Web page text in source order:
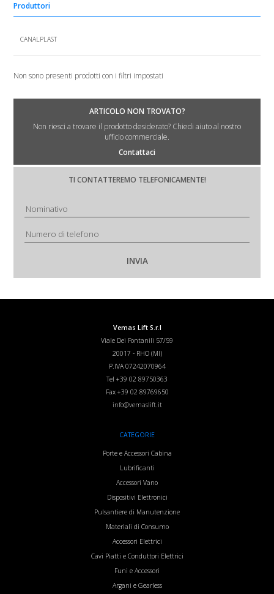
Produttori
CANALPLAST
Non sono presenti prodotti con i filtri impostati
ARTICOLO NON TROVATO?
Non riesci a trovare il prodotto desiderato? Chiedi aiuto al nostro
ufficio commerciale.
Contattaci
TI CONTATTEREMO TELEFONICAMENTE!
Vemas Lift S.r.l
Viale Dei Fontanili 57/59
20017 - RHO (MI)
P.IVA 07242070964
Tel +39 02 89750363
Fax +39 02 89769650
info@vemaslift.it
CATEGORIE
Porte e Accessori Cabina
Lubrificanti
Accessori Vano
Dispositivi Elettronici
Pulsantiere di Manutenzione
Materiali di Consumo
Accessori Elettrici
Cavi Piatti e Conduttori Elettrici
Funi e Accessori
Argani e Gearless